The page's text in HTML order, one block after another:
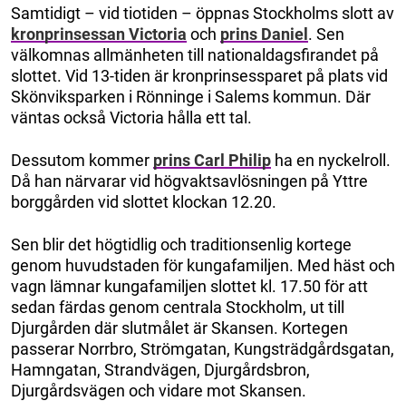
Samtidigt – vid tiotiden – öppnas Stockholms slott av
kronprinsessan Victoria och prins Daniel . Sen
välkomnas allmänheten till nationaldagsfirandet på
slottet. Vid 13-tiden är kronprinsessparet på plats vid
Skönviksparken i Rönninge i Salems kommun. Där
väntas också Victoria hålla ett tal.
Dessutom kommer prins Carl Philip ha en nyckelroll.
Då han närvarar vid högvaktsavlösningen på Yttre
borggården vid slottet klockan 12.20.
Sen blir det högtidlig och traditionsenlig kortege
genom huvudstaden för kungafamiljen. Med häst och
vagn lämnar kungafamiljen slottet kl. 17.50 för att
sedan färdas genom centrala Stockholm, ut till
Djurgården där slutmålet är Skansen. Kortegen
passerar Norrbro, Strömgatan, Kungsträdgårdsgatan,
Hamngatan, Strandvägen, Djurgårdsbron,
Djurgårdsvägen och vidare mot Skansen.